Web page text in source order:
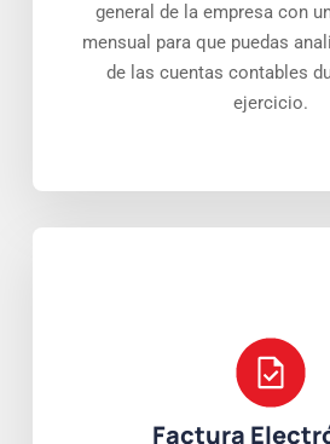
general de la empresa con
mensual para que puedas
de las cuentas contables
ejercicio.
Factura